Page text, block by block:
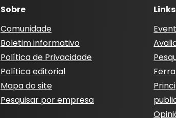
Sobre
Comunidade
Boletim informativo
Política de Privacidade
Política editorial
Mapa do site
Pesquisar por empresa